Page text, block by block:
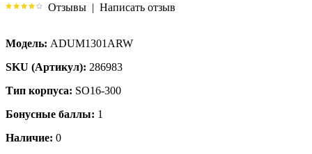
Отзывы | Написать отзыв
Модель: ADUM1301ARW
SKU (Артикул): 286983
Тип корпуса: SO16-300
Бонусные баллы: 1
Наличие: 0